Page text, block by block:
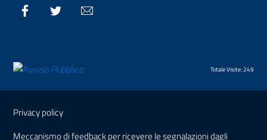
Facebook Twitter
Totale Visite: 249
Sezione Link Utili
Privacy policy
Meccanismo di feedback per ricevere le segnalazioni dagli